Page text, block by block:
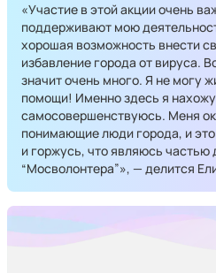
«Участие в этой акции очень
поддерживают мою
хорошая возможность внести
избавление города от вируса.
значит очень много. Я не могу
помощи! Именно здесь я
самосовершенствуюсь. Меня
понимающие люди города, и
и горжусь, что являюсь
“Мосволонтера”», — делится